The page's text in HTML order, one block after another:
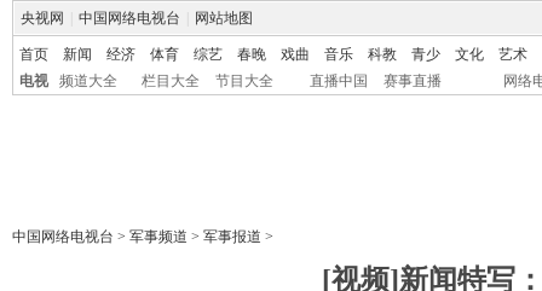
央视网 中国网络电视台 网站地图
首页 新闻 经济 体育 综艺 春晚 戏曲 音乐 科教 青少 文化
艺术
电视
频道大全 栏目大全 节目大全 直播中国 赛事直播 网络
中国网络电视台 > 军事频道 > 军事报道 >
[视频]新闻特写